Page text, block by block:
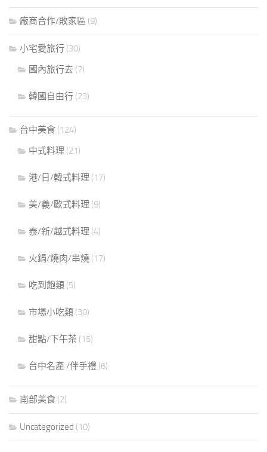
廠商合作/敗家區 (9)
小宅愛旅行 (30)
國內旅行去 (7)
韓國自由行 (23)
台中美食 (124)
中式料理 (21)
港/日/韓式料理 (17)
美/義/歐式料理 (9)
泰/新/越式料理 (4)
火鍋/燒肉/串燒 (17)
吃到飽類 (5)
市場小吃類 (30)
甜點/下午茶 (15)
台中名產 /伴手禮 (6)
南部美食 (2)
Uncategorized (10)